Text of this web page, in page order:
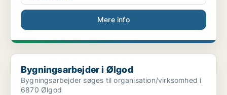
Mere info
Bygningsarbejder i Ølgod
Bygningsarbejder i Ølgod
Bygningsarbejder søges til organisation/virksomhed i
6870 Ølgod